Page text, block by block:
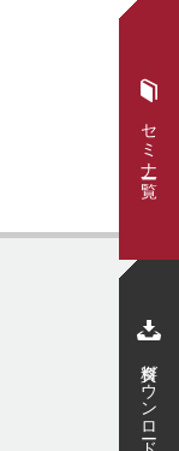

セミナー一覧

資料ダウンロード